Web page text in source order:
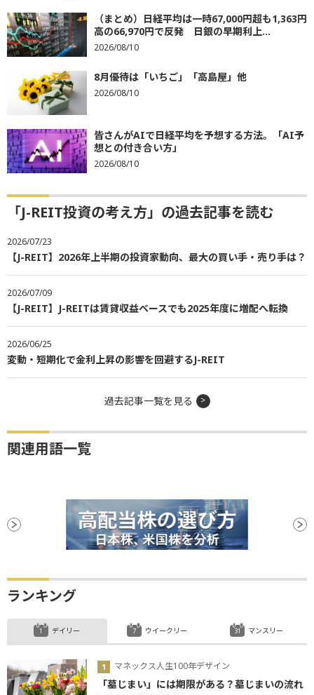
（まとめ）日経平均は一時67,000円超も1,363円
高の66,970円で反発 日銀の早期利上...
2026/08/10
8月優待は「いちご」「高島屋」他
2026/08/10
皆さんがAIで日経平均を予想する方法。「AI予
想との付き合い方」
2026/08/10
「J-REIT投資の考え方」の過去記事を読む
2026/07/23
【J-REIT】2026年上半期の投資家動向、最大の買い手・売り手は？
2026/07/09
【J-REIT】J-REITは賃貸収益ベースでも2025年度に増配へ転換
2026/06/25
変動・短期化で金利上昇の影響を回避するJ-REIT
過去記事一覧を見る
関連用語一覧
ランキング
デイリー
マネックス人生100年デザイン
「墓じまい」には期限がある？墓じまいの流れ
ウイークリー マンスリー